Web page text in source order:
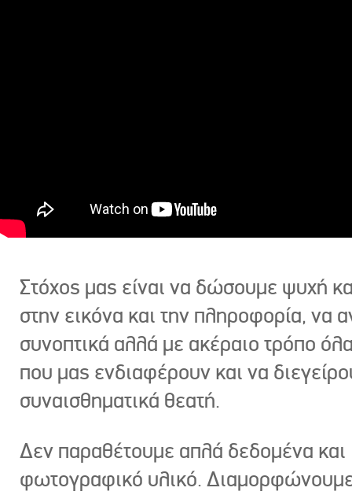
Στόχος μας είναι να δώσουμε ψυχή
στην εικόνα και την πληροφορία, να
συνοπτικά αλλά με ακέραιο τρόπο
που μας ενδιαφέρουν και να
συναισθηματικά θεατή.
Δεν παραθέτουμε απλά δεδομένα και
φωτογραφικό υλικό.